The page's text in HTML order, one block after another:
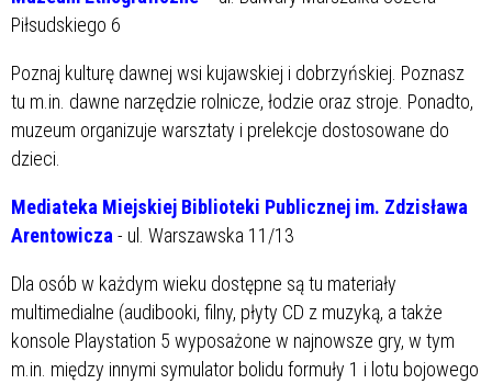
Piłsudskiego 6
Poznaj kulturę dawnej wsi kujawskiej i dobrzyńskiej. Poznasz
tu m.in. dawne narzędzie rolnicze, łodzie oraz stroje. Ponadto,
muzeum organizuje warsztaty i prelekcje dostosowane do
dzieci.
Mediateka Miejskiej Biblioteki Publicznej im. Zdzisława
Arentowicza - ul. Warszawska 11/13
Dla osób w każdym wieku dostępne są tu materiały
multimedialne (audibooki, filny, płyty CD z muzyką, a także
konsole Playstation 5 wyposażone w najnowsze gry, w tym
m.in. między innymi symulator bolidu formuły 1 i lotu bojowego